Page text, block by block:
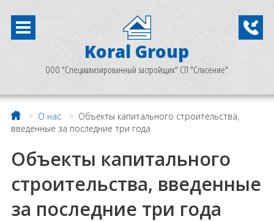
Koral Group
ООО "Специализированный застройщик" СП "Спасение"
> О нас > Объекты капитального строительства,
введенные за последние три года
Объекты капитального
строительства, введенные
за последние три года